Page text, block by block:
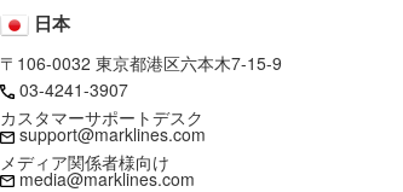
日本
〒106-0032 東京都港区六本木7-15-9
03-4241-3907
カスタマーサポートデスク
support@marklines.com
メディア関係者様向け
media@marklines.com